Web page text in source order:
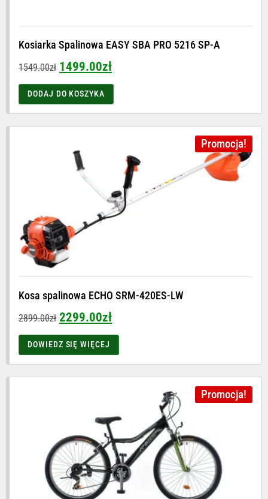
Kosiarka Spalinowa EASY SBA PRO 5216 SP-A
1549.00zł 1499.00zł
DODAJ DO KOSZYKA
Promocja!
Kosa spalinowa ECHO SRM-420ES-LW
2899.00zł 2299.00zł
DOWIEDZ SIĘ WIĘCEJ
Promocja!